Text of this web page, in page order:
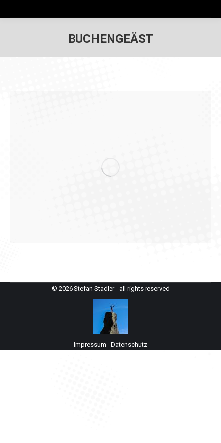
BUCHENGEÄST
© 2026 Stefan Stadler - all rights reserved
Impressum - Datenschutz